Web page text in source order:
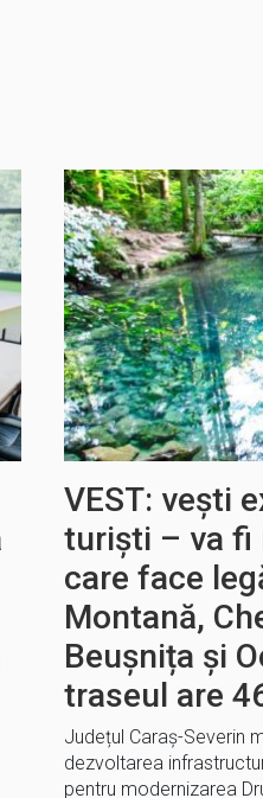
VEST: vești
turiști – va fi
care face
Montană,
Beușnița și
traseul are
Județul Caraș-Severin
dezvoltarea
pentru modernizarea